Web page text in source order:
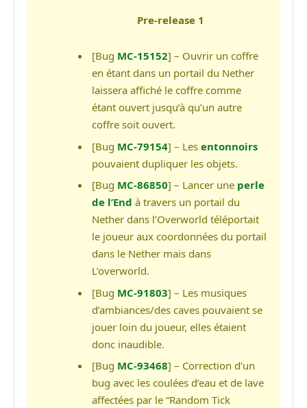
Pre-release 1
[Bug MC-15152] – Ouvrir un coffre
en étant dans un portail du Nether
laissera affiché le coffre comme
étant ouvert jusqu’à qu’un autre
coffre soit ouvert.
[Bug MC-79154] – Les entonnoirs
pouvaient dupliquer les objets.
[Bug MC-86850] – Lancer une perle
de l’End à travers un portail du
Nether dans l’Overworld téléportait
le joueur aux coordonnées du portail
dans le Nether mais dans
L’overworld.
[Bug MC-91803] – Les musiques
d’ambiances/des caves pouvaient se
jouer loin du joueur, elles étaient
donc inaudible.
[Bug MC-93468] – Correction d’un
bug avec les coulées d’eau et de lave
affectées par le “Random Tick